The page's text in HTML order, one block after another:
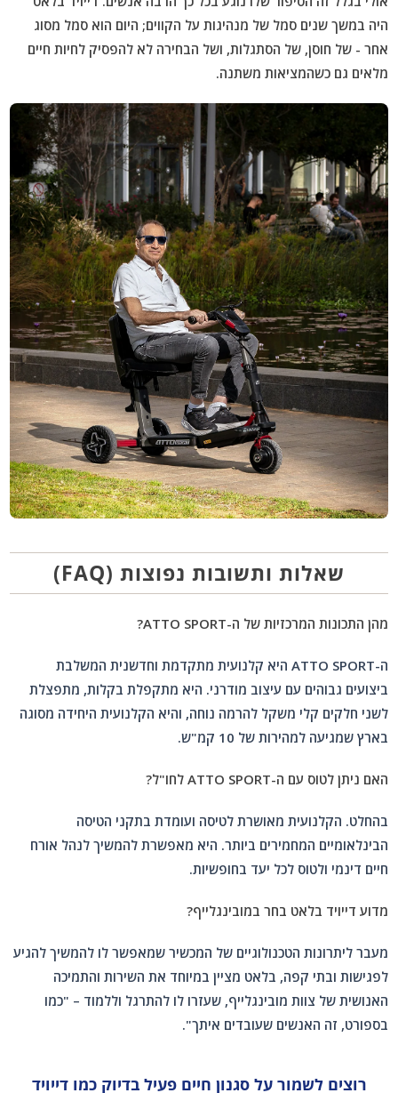
היה במשך שנים סמל של מנהיגות על הקווים; היום הוא סמל מסוג
אחר - של חוסן, של הסתגלות, ושל הבחירה לא להפסיק לחיות חיים
מלאים גם כשהמציאות משתנה.
שאלות ותשובות נפוצות (FAQ)
מהן התכונות המרכזיות של ה-ATTO SPORT?
ה-ATTO SPORT היא קלנועית מתקדמת וחדשנית המשלבת
ביצועים גבוהים עם עיצוב מודרני. היא מתקפלת בקלות, מתפצלת
לשני חלקים קלי משקל להרמה נוחה, והיא הקלנועית היחידה מסוגה
בארץ שמגיעה למהירות של 10 קמ"ש.
האם ניתן לטוס עם ה-ATTO SPORT לחו"ל?
בהחלט. הקלנועית מאושרת לטיסה ועומדת בתקני הטיסה
הבינלאומיים המחמירים ביותר. היא מאפשרת להמשיך לנהל אורח
חיים דינמי ולטוס לכל יעד בחופשיות.
מדוע דייויד בלאט בחר במובינגלייף?
מעבר ליתרונות הטכנולוגיים של המכשיר שמאפשר לו להמשיך להגיע
לפגישות ובתי קפה, בלאט מציין במיוחד את השירות והתמיכה
האנושית של צוות מובינגלייף, שעזרו לו להתרגל וללמוד – "כמו
בספורט, זה האנשים שעובדים איתך".
רוצים לשמור על סגנון חיים פעיל בדיוק כמו דייויד